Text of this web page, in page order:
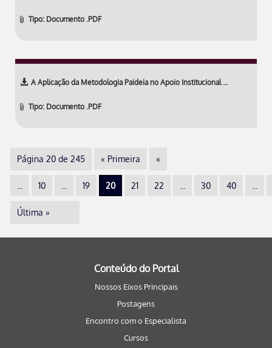
Tipo: Documento .PDF
A Aplicação da Metodologia Paideia no Apoio Institucional …
Tipo: Documento .PDF
Página 20 de 245 « Primeira «
10 19 20 21 22 30 40
Última »
Conteúdo do Portal
Nossos Eixos Principais
Postagens
Encontro com o Especialista
Cursos